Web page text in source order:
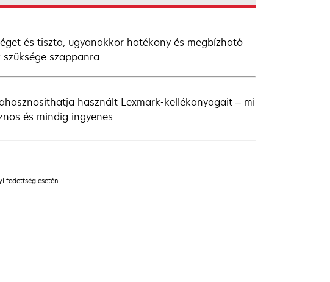
és tiszta, ugyanakkor hatékony és megbízható
szappanra.
használt Lexmark-kellékanyagait – mi
és mindig ingyenes.
fedettség esetén.